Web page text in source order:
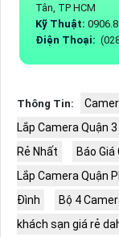
Tân, TP HCM
Kỹ Thuật:
Điện Thoại:
Thông Tin:
Lắp Camera Quận 3
Rẻ Nhất
Báo
Lắp Camera Quận
Đình
Bộ 4
khách sạn giá rẻ